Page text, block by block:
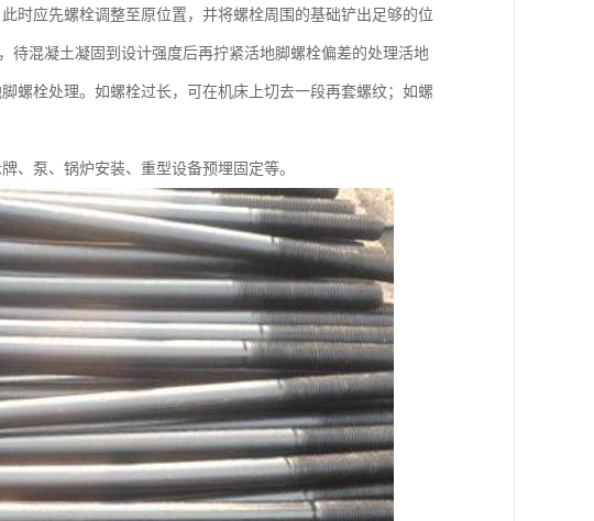
时应先螺栓调整至原位置，并将螺栓周围的基础铲出足够的位
待混凝土凝固到设计强度后再拧紧活地脚螺栓偏差的处理活地
螺栓处理。如螺栓过长，可在机床上切去一段再套螺纹；如螺
、泵、锅炉安装、重型设备预埋固定等。